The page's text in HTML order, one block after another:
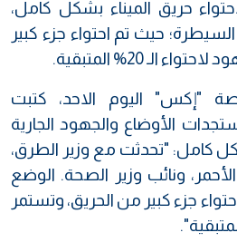
حريق الميناء بشكل كامل،
حيث تم احتواء جزء كبير
الـ 20% المتبقية.
"إكس" اليوم الاحد، كتبت
الأوضاع والجهود الجارية
كامل: "تحدثت مع وزير الطرق،
ونائب وزير الصحة. الوضع
جزء كبير من الحريق، وتستمر